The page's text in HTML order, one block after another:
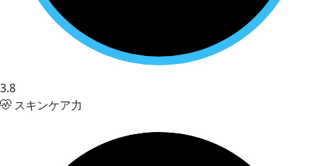
3.8
スキンケア力